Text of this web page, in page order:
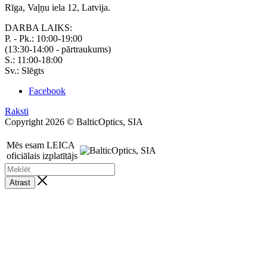
Rīga, Vaļņu iela 12, Latvija.
DARBA LAIKS:
P. - Pk.: 10:00-19:00
(13:30-14:00 - pārtraukums)
S.: 11:00-18:00
Sv.: Slēgts
Facebook
Raksti
Copyright 2026 © BalticOptics, SIA
Mēs esam LEICA
oficiālais izplatītājs
Atrast